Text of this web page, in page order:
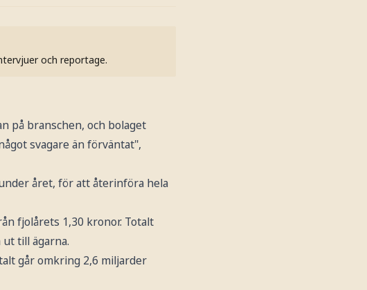
och reportage.
på branschen, och bolaget
svagare än förväntat",
året, för att återinföra hela
fjolårets 1,30 kronor. Totalt
till ägarna.
går omkring 2,6 miljarder